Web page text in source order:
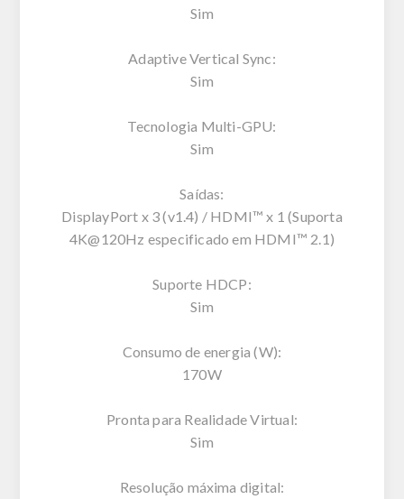
Sim
Adaptive Vertical Sync:
Sim
Tecnologia Multi-GPU:
Sim
Saídas:
DisplayPort x 3 (v1.4) / HDMI™ x 1 (Suporta
4K@120Hz especificado em HDMI™ 2.1)
Suporte HDCP:
Sim
Consumo de energia (W):
170W
Pronta para Realidade Virtual:
Sim
Resolução máxima digital: